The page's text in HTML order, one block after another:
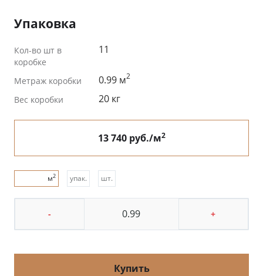
Упаковка
Кол-во шт в
коробке
11
Метраж коробки 0.99 м2
Вес коробки 20 кг
13 740 руб./м2
м2 упак. шт.
- +
Купить